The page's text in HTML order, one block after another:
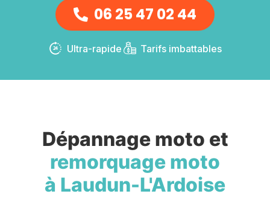
06 25 47 02 44
Ultra-rapide Tarifs imbattables
Dépannage moto et
remorquage moto
à Laudun-L'Ardoise